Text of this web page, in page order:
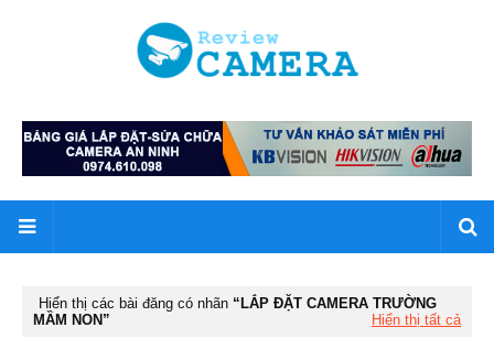
Hiển thị các bài đăng có nhãn
LẮP ĐẶT CAMERA TRƯỜNG
MẦM NON
Hiển thị tất cả